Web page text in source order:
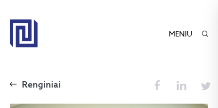
MENIU
Renginiai